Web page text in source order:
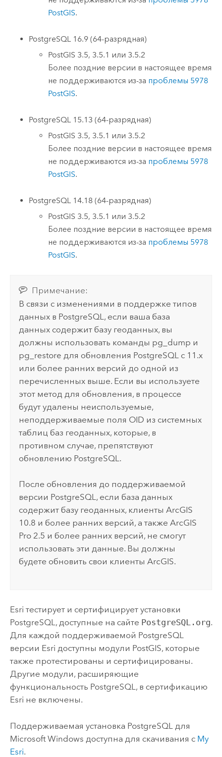
PostGIS.
PostgreSQL 16.9 (64-разрядная)
PostGIS 3.5, 3.5.1 или 3.5.2
Более поздние версии в настоящее время
не поддерживаются из-за проблемы 5978
PostGIS.
PostgreSQL 15.13 (64-разрядная)
PostGIS 3.5, 3.5.1 или 3.5.2
Более поздние версии в настоящее время
не поддерживаются из-за проблемы 5978
PostGIS.
PostgreSQL 14.18 (64-разрядная)
PostGIS 3.5, 3.5.1 или 3.5.2
Более поздние версии в настоящее время
не поддерживаются из-за проблемы 5978
PostGIS.
Примечание:
В связи с изменениями в поддержке типов
данных в PostgreSQL , если ваша база
данных содержит базу геоданных, вы
должны использовать команды pg_dump и
pg_restore для обновления PostgreSQL с 11.x
или более ранних версий до одной из
перечисленных выше. Если вы используете
этот метод для обновления, в процессе
будут удалены неиспользуемые,
неподдерживаемые поля OID из системных
таблиц баз геоданных, которые, в
противном случае, препятствуют
обновлению PostgreSQL .
После обновления до поддерживаемой
версии PostgreSQL, если база данных
содержит базу геоданных, клиенты ArcGIS
10.8 и более ранних версий, а такжеArcGIS
Pro 2.5 и более ранних версий, не смогут
использовать эти данные. Вы должны
будете обновить свои клиенты ArcGIS.
Esri тестирует и сертифицирует установки
PostgreSQL, доступные на сайте PostgreSQL.org.
Для каждой поддерживаемой PostgreSQL
версии Esri доступны модули PostGIS, которые
также протестированы и сертифицированы.
Другие модули, расширяющие
функциональность PostgreSQL, в сертификацию
Esri не включены.
Поддерживаемая установка PostgreSQL для
Microsoft Windows доступна для скачивания с My
Esri.